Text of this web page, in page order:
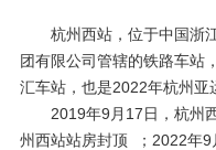
杭州西站，位于中国浙
团有限公司管辖的铁路车站
汇车站，也是2022年杭州亚
2019年9月17日，杭州
州西站站房封顶 ；2022年9